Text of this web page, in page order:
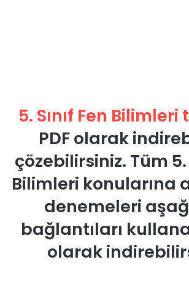
5. Sınıf Fen
PDF olarak
çözebilirsiniz. Tüm 5.
Bilimleri konularına
denemeleri
bağlantıları
olarak